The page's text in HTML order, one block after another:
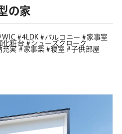
の家
WIC 4LDK バルコニー
家事室
化粧台
シューズクローク
充実 家事楽 寝室
子供部屋